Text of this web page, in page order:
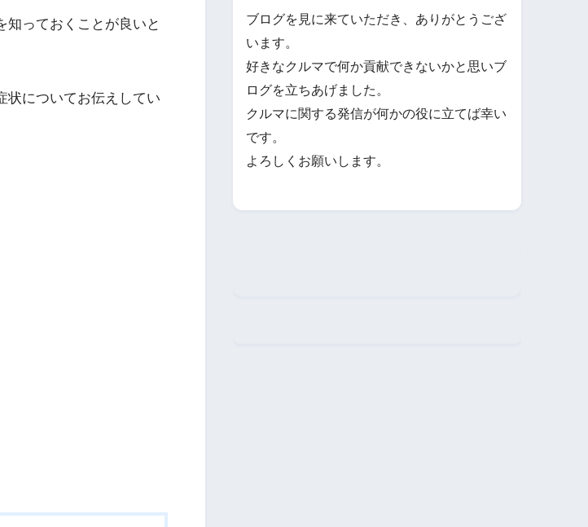
知っておくことが良いと
状についてお伝えしてい
ブログを見に来ていただき、ありがとうござ
います。
好きなクルマで何か貢献できないかと思いブ
ログを立ちあげました。
クルマに関する発信が何かの役に立てば幸い
です。
よろしくお願いします。